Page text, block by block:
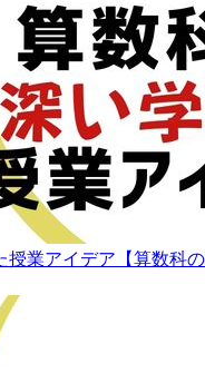
授業アイデア【算数科の